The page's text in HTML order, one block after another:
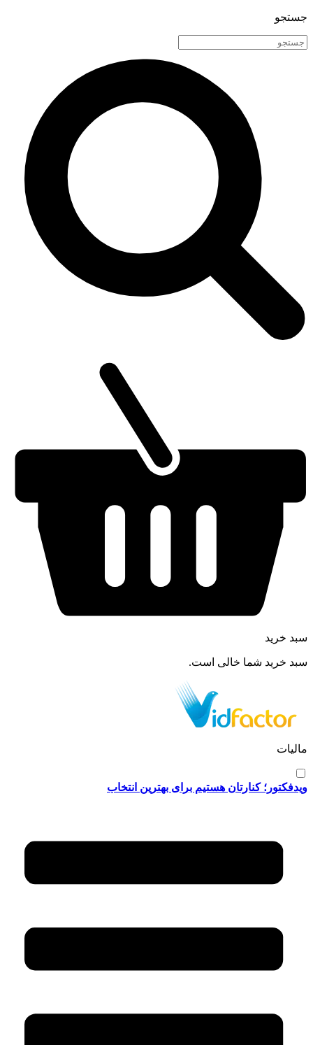
جستجو
سبد خرید
سبد خرید شما خالی است.
مالیات
ویدفکتور؛ کنارتان هستیم برای بهترین انتخاب